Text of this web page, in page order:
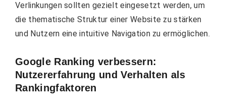
Verlinkungen sollten gezielt eingesetzt werden, um
die thematische Struktur einer Website zu stärken
und Nutzern eine intuitive Navigation zu ermöglichen.
Google Ranking verbessern:
Nutzererfahrung und Verhalten als
Rankingfaktoren